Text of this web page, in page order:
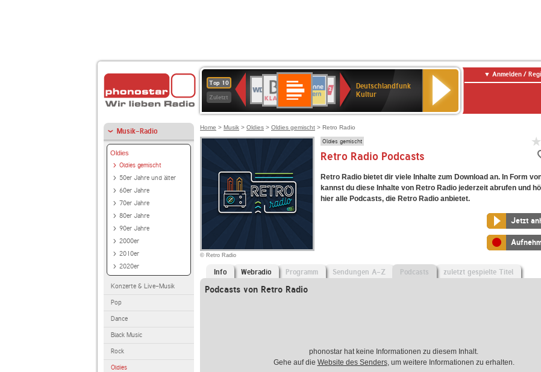
Top 10
Zuletzt
Deutschlandfunk
80er
90er
OLDIE
ANTENNE
SWR3
4
BR-
KLASSIK
Deutschlandfunk
Kultur
ANTENNE
BAYERN
SWR
Kultur
NDR
2
Deutschlandfunk
Kultur
Anmelden /
Musik-Radio
Oldies
Oldies gemischt
50er Jahre und älter
60er Jahre
70er Jahre
80er Jahre
90er Jahre
2000er
2010er
2020er
Konzerte & Live-Musik
Pop
Dance
Black Music
Rock
Oldies
Home > Musik > Oldies > Oldies gemischt > Retro Radio
© Retro Radio
Oldies gemischt
Retro Radio Podcasts
Retro Radio bietet dir viele Inhalte zum Download an. In Form
kannst du diese Inhalte von Retro Radio jederzeit abrufen und
hier alle Podcasts, die Retro Radio anbietet.
Jetzt
Info Webradio Programm Sendungen A-Z Podcasts zuletzt gespielte Titel
Podcasts von Retro Radio
phonostar hat keine Informationen zu diesem Inhalt.
Gehe auf die Website des Senders, um weitere Informationen zu erhalten.